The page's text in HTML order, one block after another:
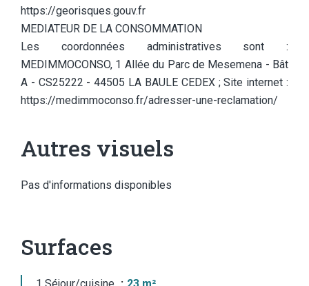
https://georisques.gouv.fr
MEDIATEUR DE LA CONSOMMATION
Les coordonnées administratives sont :
MEDIMMOCONSO, 1 Allée du Parc de Mesemena - Bât
A - CS25222 - 44505 LA BAULE CEDEX ; Site internet :
https://medimmoconso.fr/adresser-une-reclamation/
Autres visuels
Pas d'informations disponibles
Surfaces